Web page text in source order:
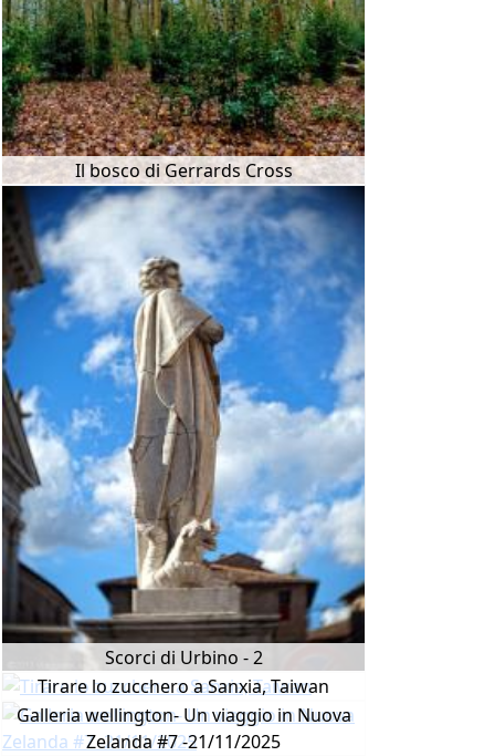
Il bosco di Gerrards Cross
Scorci di Urbino - 2
Tirare lo zucchero a Sanxia, Taiwan
Galleria wellington- Un viaggio in Nuova
Zelanda #7 -21/11/2025